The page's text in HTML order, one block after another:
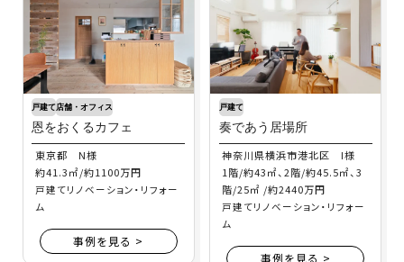
戸建て店舗・オフィス
恩をおくるカフェ
東京都 N様
約41.3㎡/約1100万円
戸建てリノベーション・リフォー
ム
事例を見る >
戸建て
奏であう居場所
神奈川県横浜市港北区 I様
1階/約43㎡、2階/約45.5㎡、3
階/25㎡ /約2440万円
戸建てリノベーション・リフォー
ム
事例を見る >